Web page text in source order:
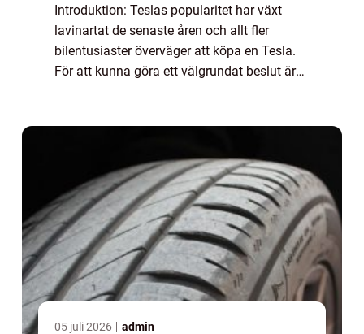
Introduktion: Teslas popularitet har växt
lavinartat de senaste åren och allt fler
bilentusiaster överväger att köpa en Tesla.
För att kunna göra ett välgrundat beslut är
05 juli 2026 admin